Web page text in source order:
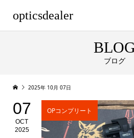
opticsdealer
ブログ
2025年 10月 07日
07
OCT
2025
OPコンプリート